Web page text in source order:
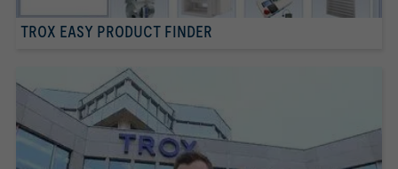
TROX EASY PRODUCT FINDER